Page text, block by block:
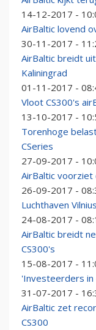
14-12-2017 -
AirBaltic lovend
30-11-2017 -
AirBaltic breidt
Kaliningrad
01-11-2017 -
Vloot CS300's
13-10-2017 -
Torenhoge
CSeries
27-09-2017 -
AirBaltic voorziet
26-09-2017 -
Luchthaven
24-08-2017 -
AirBaltic breidt
CS300's
15-08-2017 -
'Investeerders in
31-07-2017 -
AirBaltic zet
CS300